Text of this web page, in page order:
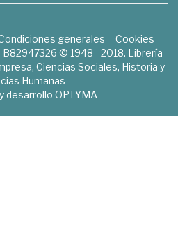
generales
Cookies
B82947326 © 1948 - 2018. Librería
Ciencias Sociales, Historia y
Humanas
desarrollo OPTYMA